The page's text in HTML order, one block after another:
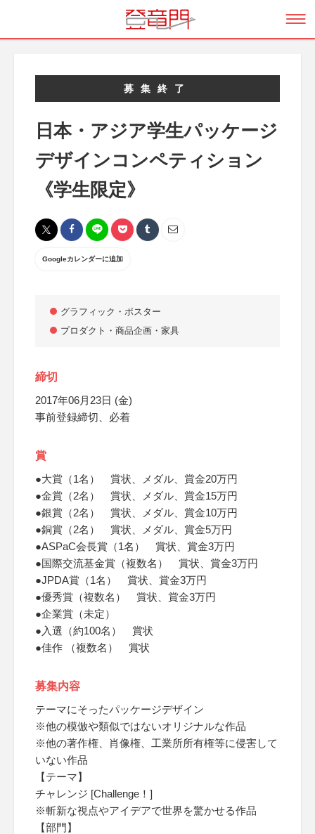
募集終了
日本・アジア学生パッケージ
デザインコンペティション
《学生限定》
Googleカレンダーに追加
グラフィック・ポスター
プロダクト・商品企画・家具
締切
2017年06月23日 (金)
事前登録締切、必着
賞
●大賞（1名） 賞状、メダル、賞金20万円
●金賞（2名） 賞状、メダル、賞金15万円
●銀賞（2名） 賞状、メダル、賞金10万円
●銅賞（2名） 賞状、メダル、賞金5万円
●ASPaC会長賞（1名） 賞状、賞金3万円
●国際交流基金賞（複数名） 賞状、賞金3万円
●JPDA賞（1名） 賞状、賞金3万円
●優秀賞（複数名） 賞状、賞金3万円
●企業賞（未定）
●入選（約100名） 賞状
●佳作 （複数名） 賞状
募集内容
テーマにそったパッケージデザイン
※他の模倣や類似ではないオリジナルな作品
※他の著作権、肖像権、工業所所有権等に侵害して
いない作品
【テーマ】
チャレンジ [Challenge！]
※斬新な視点やアイデアで世界を驚かせる作品
【部門】